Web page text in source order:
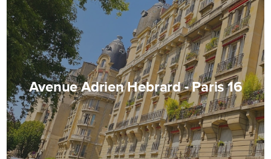
Avenue Adrien Hebrard - Paris 16